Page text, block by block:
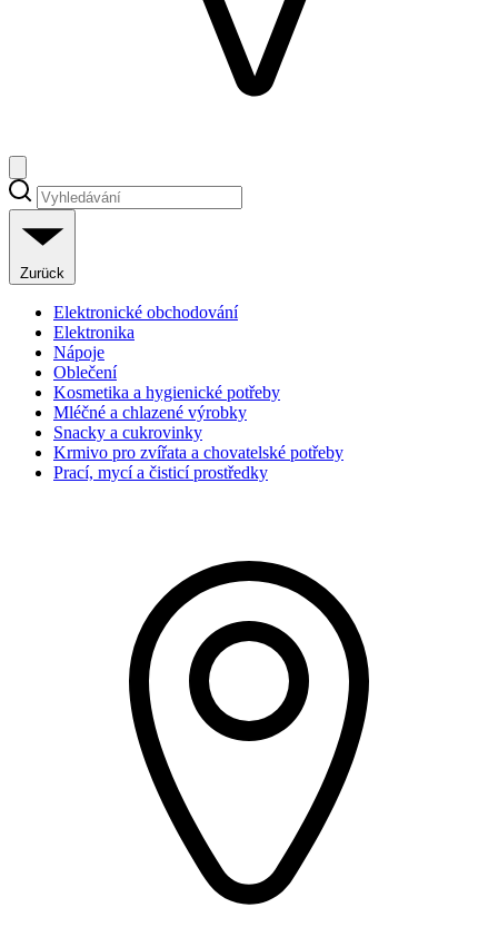
Zurück
Elektronické obchodování
Elektronika
Nápoje
Oblečení
Kosmetika a hygienické potřeby
Mléčné a chlazené výrobky
Snacky a cukrovinky
Krmivo pro zvířata a chovatelské potřeby
Prací, mycí a čisticí prostředky